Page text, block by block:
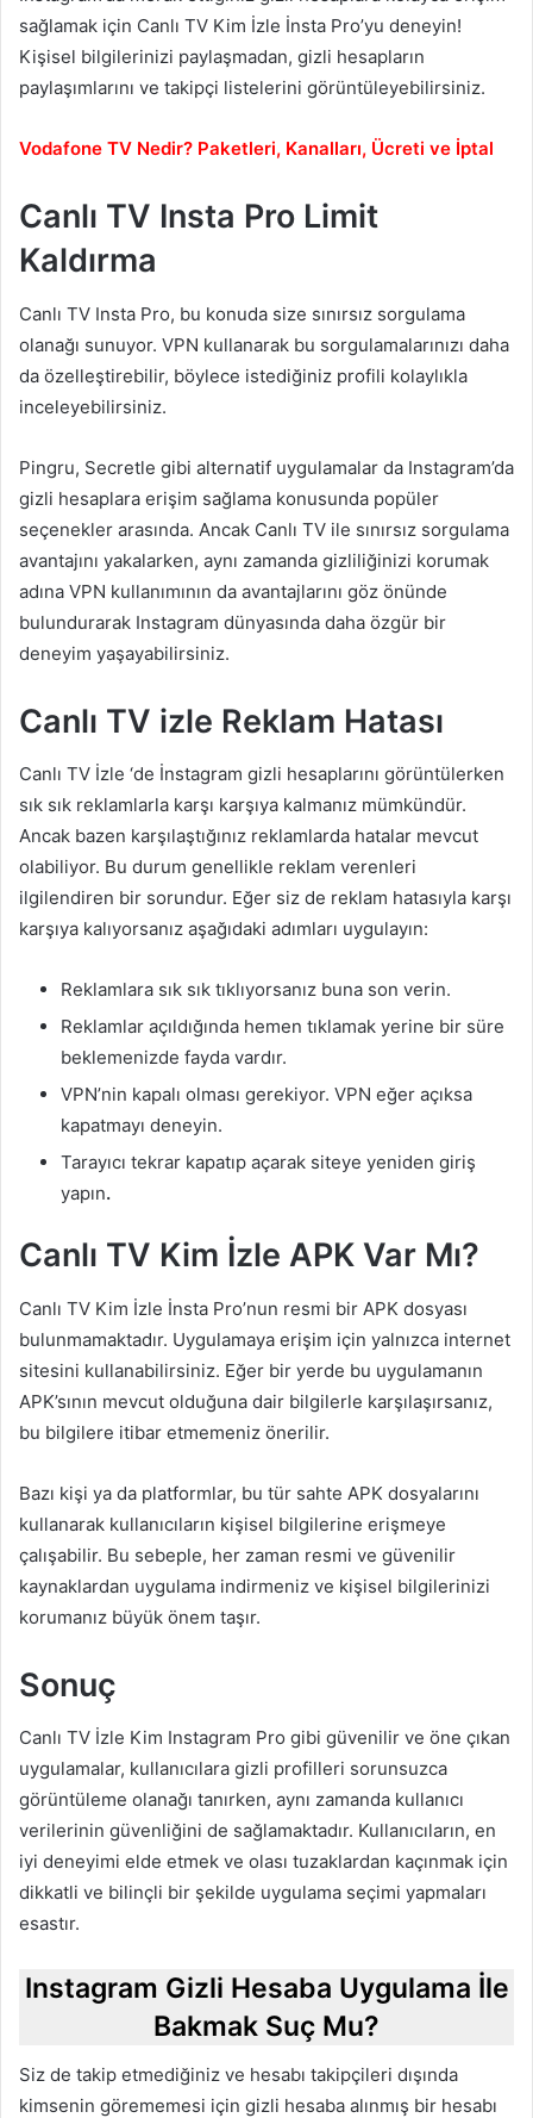
sağlamak için Canlı TV Kim İzle İnsta Pro’yu deneyin!
Kişisel bilgilerinizi paylaşmadan, gizli hesapların
paylaşımlarını ve takipçi listelerini görüntüleyebilirsiniz.
Vodafone TV Nedir? Paketleri, Kanalları, Ücreti ve İptal
Canlı TV Insta Pro Limit
Kaldırma
Canlı TV Insta Pro, bu konuda size sınırsız sorgulama
olanağı sunuyor. VPN kullanarak bu sorgulamalarınızı daha
da özelleştirebilir, böylece istediğiniz profili kolaylıkla
inceleyebilirsiniz.
Pingru, Secretle gibi alternatif uygulamalar da Instagram’da
gizli hesaplara erişim sağlama konusunda popüler
seçenekler arasında. Ancak Canlı TV ile sınırsız sorgulama
avantajını yakalarken, aynı zamanda gizliliğinizi korumak
adına VPN kullanımının da avantajlarını göz önünde
bulundurarak Instagram dünyasında daha özgür bir
deneyim yaşayabilirsiniz.
Canlı TV izle Reklam Hatası
Canlı TV İzle ‘de İnstagram gizli hesaplarını görüntülerken
sık sık reklamlarla karşı karşıya kalmanız mümkündür.
Ancak bazen karşılaştığınız reklamlarda hatalar mevcut
olabiliyor. Bu durum genellikle reklam verenleri
ilgilendiren bir sorundur. Eğer siz de reklam hatasıyla karşı
karşıya kalıyorsanız aşağıdaki adımları uygulayın:
Reklamlara sık sık tıklıyorsanız buna son verin.
Reklamlar açıldığında hemen tıklamak yerine bir süre
beklemenizde fayda vardır.
VPN’nin kapalı olması gerekiyor. VPN eğer açıksa
kapatmayı deneyin.
Tarayıcı tekrar kapatıp açarak siteye yeniden giriş
yapın.
Canlı TV Kim İzle APK Var Mı?
Canlı TV Kim İzle İnsta Pro’nun resmi bir APK dosyası
bulunmamaktadır. Uygulamaya erişim için yalnızca internet
sitesini kullanabilirsiniz. Eğer bir yerde bu uygulamanın
APK’sının mevcut olduğuna dair bilgilerle karşılaşırsanız,
bu bilgilere itibar etmemeniz önerilir.
Bazı kişi ya da platformlar, bu tür sahte APK dosyalarını
kullanarak kullanıcıların kişisel bilgilerine erişmeye
çalışabilir. Bu sebeple, her zaman resmi ve güvenilir
kaynaklardan uygulama indirmeniz ve kişisel bilgilerinizi
korumanız büyük önem taşır.
Sonuç
Canlı TV İzle Kim Instagram Pro gibi güvenilir ve öne çıkan
uygulamalar, kullanıcılara gizli profilleri sorunsuzca
görüntüleme olanağı tanırken, aynı zamanda kullanıcı
verilerinin güvenliğini de sağlamaktadır. Kullanıcıların, en
iyi deneyimi elde etmek ve olası tuzaklardan kaçınmak için
dikkatli ve bilinçli bir şekilde uygulama seçimi yapmaları
esastır.
Instagram Gizli Hesaba Uygulama İle
Bakmak Suç Mu?
Siz de takip etmediğiniz ve hesabı takipçileri dışında
kimsenin görememesi için gizli hesaba alınmış bir hesabı